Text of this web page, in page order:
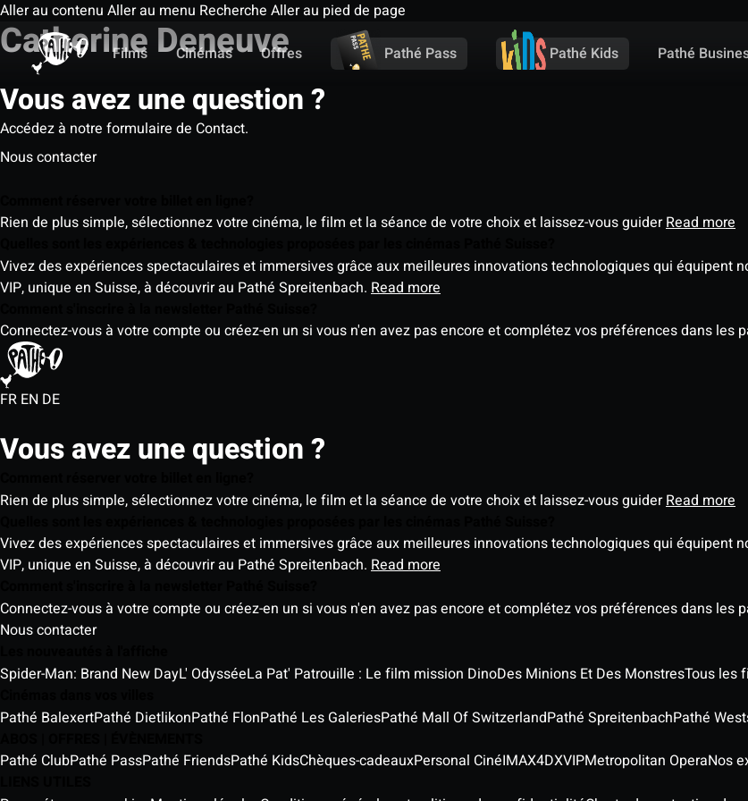
Aller au contenu Aller au menu Recherche Aller au pied de page
Films
Cinémas Offres Pathé Pass Pathé Kids Pathé
Catherine Deneuve
Vous avez une question ?
Accédez à notre formulaire de Contact.
Nous contacter
Rien de plus simple, sélectionnez votre cinéma, le film et la séance de votre choix et laissez-vous guiderRead more
Vivez des expériences spectaculaires et immersives grâce aux meilleures innovations technologiques qui équipent
VIP, unique en Suisse, à découvrir au Pathé Spreitenbach. Read more
Connectez-vous à votre compte ou créez-en un si vous n'en avez pas encore et complétez vos préférences dans les
FR EN DE
Vous avez une question ?
Rien de plus simple, sélectionnez votre cinéma, le film et la séance de votre choix et laissez-vous guiderRead more
Vivez des expériences spectaculaires et immersives grâce aux meilleures innovations technologiques qui équipent
VIP, unique en Suisse, à découvrir au Pathé Spreitenbach. Read more
Connectez-vous à votre compte ou créez-en un si vous n'en avez pas encore et complétez vos préférences dans les
Nous contacter
Spider-Man: Brand New DayL' OdysséeLa Pat' Patrouille : Le film mission DinoDes Minions Et Des MonstresTous les
Pathé BalexertPathé DietlikonPathé FlonPathé Les GaleriesPathé Mall Of SwitzerlandPathé SpreitenbachPathé
Pathé ClubPathé PassPathé FriendsPathé KidsChèques-cadeauxPersonal CinéIMAX4DXVIPMetropolitan OperaNos